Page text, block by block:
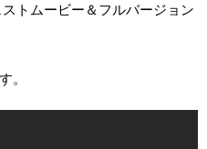
ストムービー＆フルバージョン
。